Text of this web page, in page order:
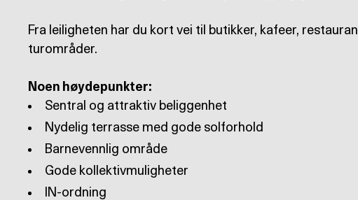
Fra leiligheten har du kort vei til butikker, kafeer,
turområder.
Noen høydepunkter:
IN-ordning